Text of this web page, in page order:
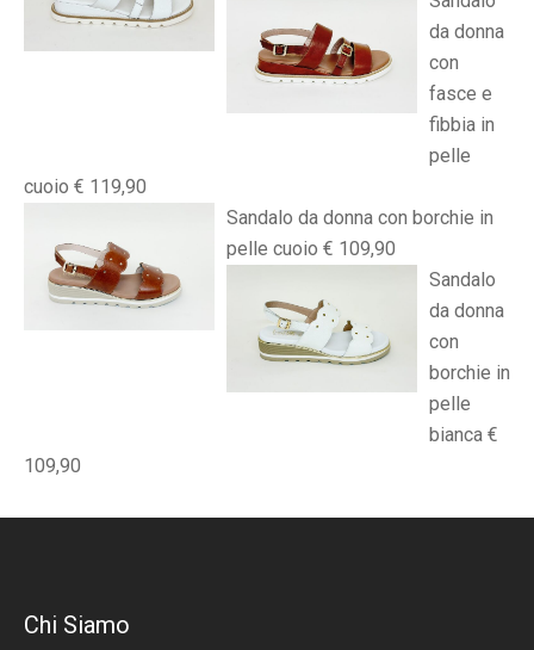
da donna
con
fasce e
fibbia in
pelle
cuoio € 119,90
Sandalo da donna con borchie in
pelle cuoio € 109,90
Sandalo
da donna
con
borchie in
pelle
bianca €
109,90
Chi Siamo